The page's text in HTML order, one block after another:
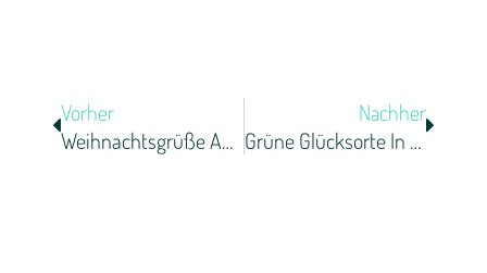
Vorher
Weihnachtsgrüße Aus Wien
Nachher
Grüne Glücksorte In Wien